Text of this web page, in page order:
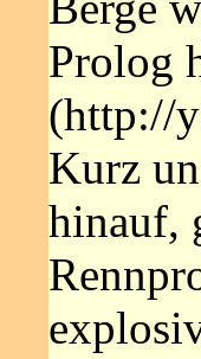
Prolog
(http://
Kurz
hinauf,